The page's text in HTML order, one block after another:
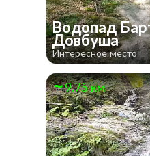
Водопад
Довбуша
Интересное место
9.75 км